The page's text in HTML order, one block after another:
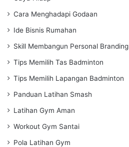
Cara Menghadapi Godaan
Ide Bisnis Rumahan
Skill Membangun Personal Branding
Tips Memilih Tas Badminton
Tips Memilih Lapangan Badminton
Panduan Latihan Smash
Latihan Gym Aman
Workout Gym Santai
Pola Latihan Gym